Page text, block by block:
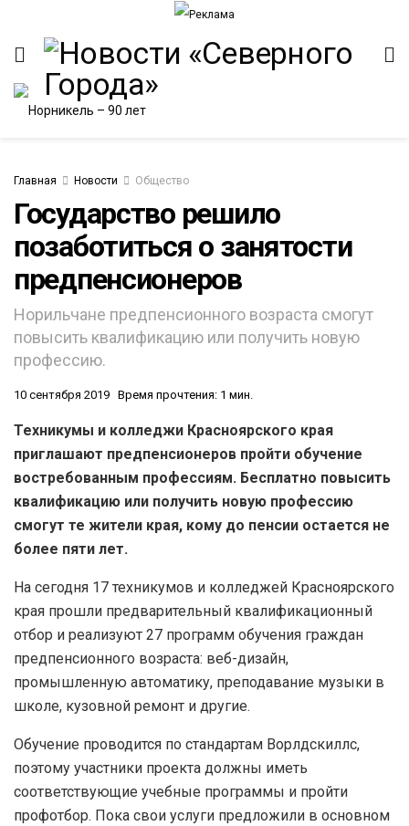
Главная Новости Общество
Государство решило
позаботиться о занятости
предпенсионеров
Норильчане предпенсионного возраста смогут
повысить квалификацию или получить новую
профессию.
10 сентября 2019 Время прочтения: 1 мин.
Техникумы и колледжи Красноярского края
приглашают предпенсионеров пройти обучение
востребованным профессиям. Бесплатно повысить
квалификацию или получить новую профессию
смогут те жители края, кому до пенсии остается не
более пяти лет.
На сегодня 17 техникумов и колледжей Красноярского
края прошли предварительный квалификационный
отбор и реализуют 27 программ обучения граждан
предпенсионного возраста: веб-дизайн,
промышленную автоматику, преподавание музыки в
школе, кузовной ремонт и другие.
Обучение проводится по стандартам Ворлдскиллс,
поэтому участники проекта должны иметь
соответствующие учебные программы и пройти
профотбор. Пока свои услуги предложили в основном